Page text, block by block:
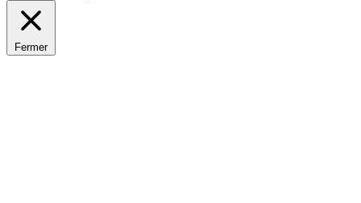
Fermer